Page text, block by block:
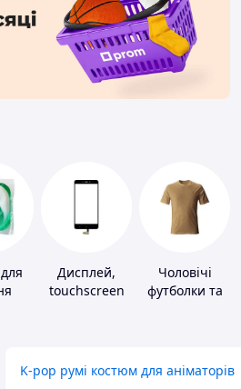
Дисплей,
touchscreen
Чоловічі
футболки та
K-pop румі костюм для аніматорів